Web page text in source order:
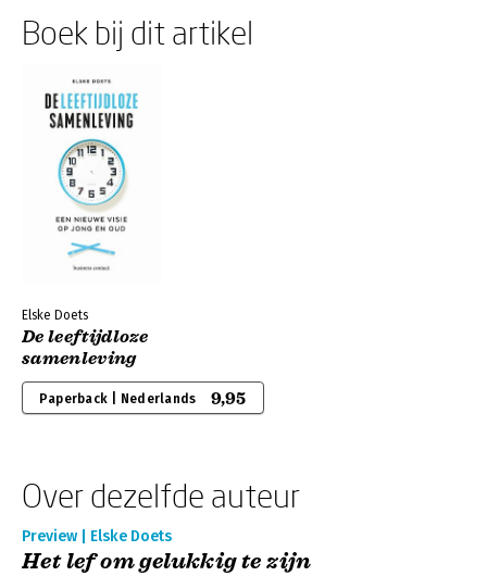
Boek bij dit artikel
Elske Doets
De leeftijdloze
samenleving
Paperback | Nederlands 9,95
Over dezelfde auteur
Preview | Elske Doets
Het lef om gelukkig te zijn